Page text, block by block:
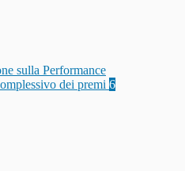
sulla Performance
dei premi 6